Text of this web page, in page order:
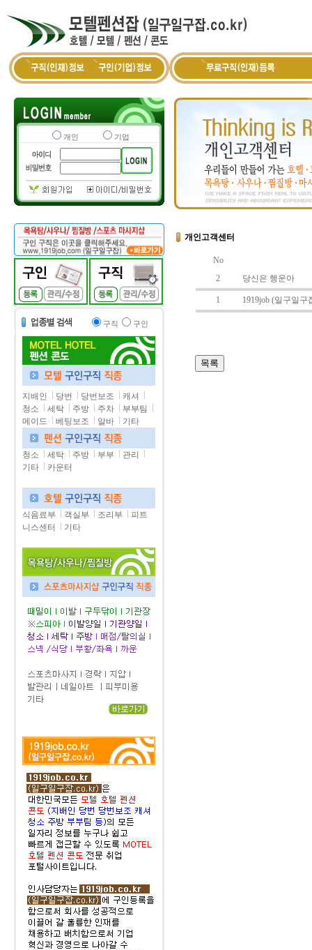
개인 기업
구직 구인
지배인 당번 당번보조
캐셔
청소
세탁 주방 주차
부부팀
메이드
베팅보조 알바 기타
청소 세탁 주방 부부
관리
기타
카운터
식음료부 객실부 조리부
피트
니스센터
기타
개인고객센터
No
2
당신은 행운아
1 1919job (일구일구